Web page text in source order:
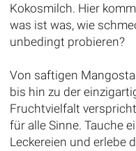
Kokosmilch. Hier
was ist was, wie
unbedingt probieren?
Von saftigen
bis hin zu der
Fruchtvielfalt
für alle Sinne. Tauche
Leckereien und erlebe